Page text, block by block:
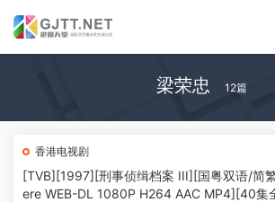
梁荣忠 12篇
香港电视剧
[TVB][1997][刑事侦缉档案 III][国粤双语/简
ere WEB-DL 1080P H264 AAC MP4][40集